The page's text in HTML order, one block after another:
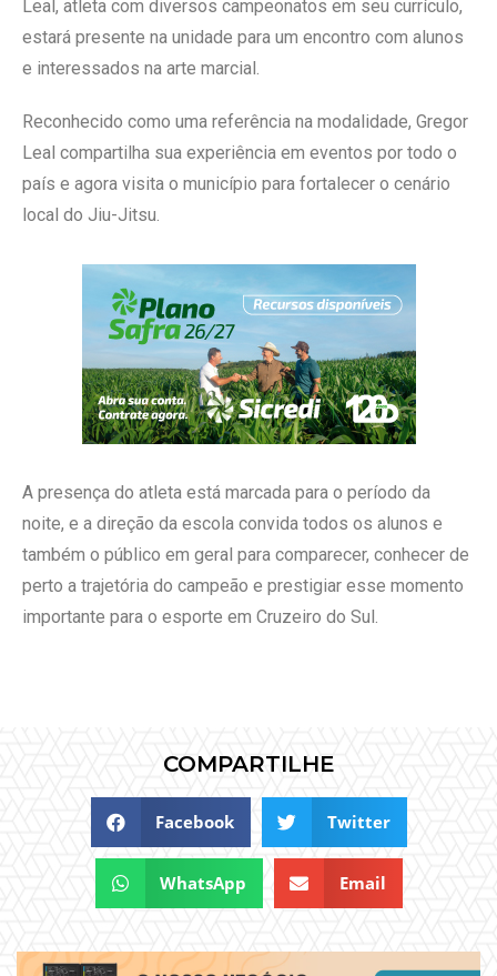
Leal, atleta com diversos campeonatos em seu currículo,
estará presente na unidade para um encontro com alunos
e interessados na arte marcial.
Reconhecido como uma referência na modalidade, Gregor
Leal compartilha sua experiência em eventos por todo o
país e agora visita o município para fortalecer o cenário
local do Jiu-Jitsu.
A presença do atleta está marcada para o período da
noite, e a direção da escola convida todos os alunos e
também o público em geral para comparecer, conhecer de
perto a trajetória do campeão e prestigiar esse momento
importante para o esporte em Cruzeiro do Sul.
COMPARTILHE
Facebook Twitter
WhatsApp Email